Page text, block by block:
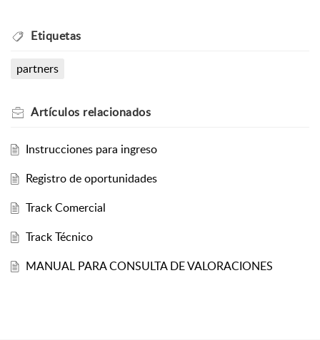
Etiquetas
partners
Artículos relacionados
Instrucciones para ingreso
Registro de oportunidades
Track Comercial
Track Técnico
MANUAL PARA CONSULTA DE VALORACIONES